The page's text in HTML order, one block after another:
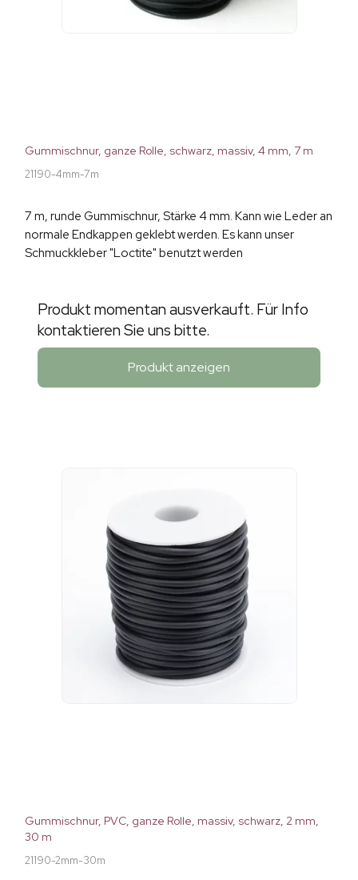
Gummischnur, ganze Rolle, schwarz, massiv, 4 mm, 7 m
21190-4mm-7m
7 m, runde Gummischnur, Stärke 4 mm. Kann wie Leder an
normale Endkappen geklebt werden. Es kann unser
Schmuckkleber "Loctite" benutzt werden
Produkt momentan ausverkauft. Für Info
kontaktieren Sie uns bitte.
Produkt anzeigen
Gummischnur, PVC, ganze Rolle, massiv, schwarz, 2 mm,
30 m
21190-2mm-30m